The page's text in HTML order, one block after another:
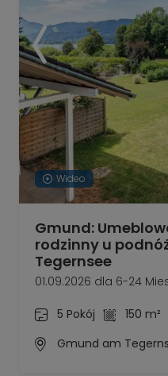
Wideo
Gmund:
rodzinny u
Tegernsee
01.09.2026 dla 6-24
5 Pokój
150 m²
Gmund am